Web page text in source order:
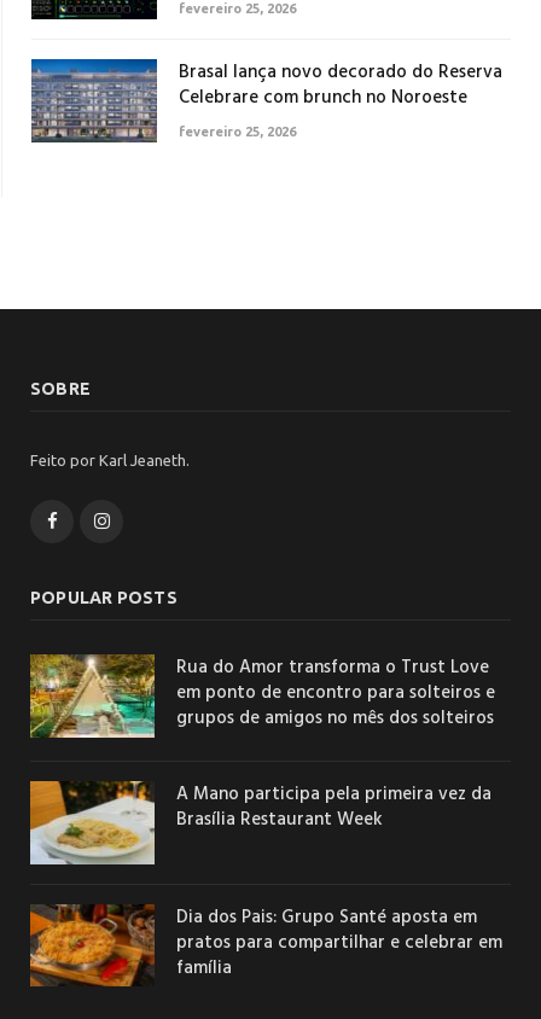
fevereiro 25, 2026
Brasal lança novo decorado do Reserva
Celebrare com brunch no Noroeste
fevereiro 25, 2026
SOBRE
Feito por Karl Jeaneth.
FacebookInstagram
POPULAR POSTS
Rua do Amor transforma o Trust Love
em ponto de encontro para solteiros e
grupos de amigos no mês dos solteiros
A Mano participa pela primeira vez da
Brasília Restaurant Week
Dia dos Pais: Grupo Santé aposta em
pratos para compartilhar e celebrar em
família